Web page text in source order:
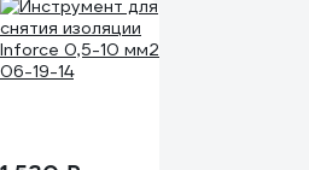
основе
полиэстера
ADPT003